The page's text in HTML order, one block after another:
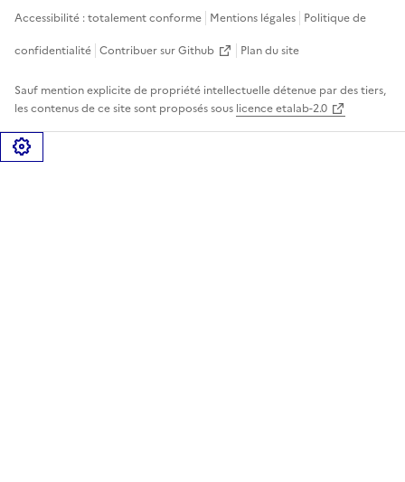
Accessibilité : totalement conforme Mentions légales Politique de
confidentialité Contribuer sur Github Plan du site
Sauf mention explicite de propriété intellectuelle détenue par des tiers,
les contenus de ce site sont proposés sous licence etalab-2.0
Gérer les cookies